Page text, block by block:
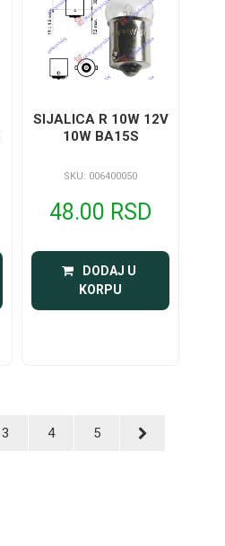
SIJALICA R 10W 12V
10W BA15S
SKU: 006400050
48.00 RSD
DODAJ U
KORPU
3 4 5